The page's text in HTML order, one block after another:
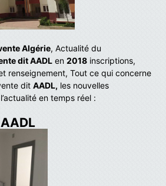
Algérie, Actualité du
dit AADL en 2018 inscriptions,
renseignement, Tout ce qui concerne
dit AADL, les nouvelles
en temps réel :